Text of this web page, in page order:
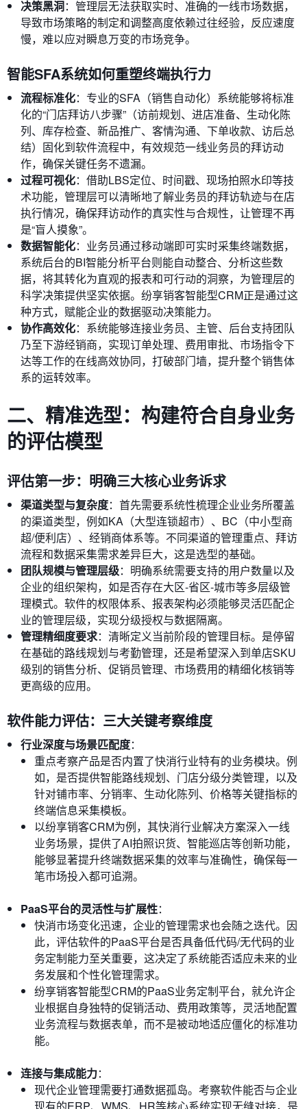
决策黑洞：管理层无法获取实时、准确的一线市场数据，
导致市场策略的制定和调整高度依赖过往经验，反应速度
慢，难以应对瞬息万变的市场竞争。
智能SFA系统如何重塑终端执行力
流程标准化：专业的SFA（销售自动化）系统能够将标准
化的“门店拜访八步骤”（访前规划、进店准备、生动化陈
列、库存检查、新品推广、客情沟通、下单收款、访后总
结）固化到软件流程中，有效规范一线业务员的拜访动
作，确保关键任务不遗漏。
过程可视化：借助LBS定位、时间戳、现场拍照水印等技
术功能，管理层可以清晰地了解业务员的拜访轨迹与在店
执行情况，确保拜访动作的真实性与合规性，让管理不再
是“盲人摸象”。
数据智能化：业务员通过移动端即可实时采集终端数据，
系统后台的BI智能分析平台则能自动整合、分析这些数
据，将其转化为直观的报表和可行动的洞察，为管理层的
科学决策提供坚实依据。纷享销客智能型CRM正是通过这
种方式，赋能企业的数据驱动决策能力。
协作高效化：系统能够连接业务员、主管、后台支持团队
乃至下游经销商，实现订单处理、费用审批、市场指令下
达等工作的在线高效协同，打破部门墙，提升整个销售体
系的运转效率。
二、精准选型：构建符合自身业务
的评估模型
评估第一步：明确三大核心业务诉求
渠道类型与复杂度：首先需要系统性梳理企业业务所覆盖
的渠道类型，例如KA（大型连锁超市）、BC（中小型商
超/便利店）、经销商体系等。不同渠道的管理重点、拜访
流程和数据采集需求差异巨大，这是选型的基础。
团队规模与管理层级：明确系统需要支持的用户数量以及
企业的组织架构，如是否存在大区-省区-城市等多层级管
理模式。软件的权限体系、报表架构必须能够灵活匹配企
业的管理层级，实现分级授权与数据隔离。
管理精细度要求：清晰定义当前阶段的管理目标。是停留
在基础的路线规划与考勤管理，还是希望深入到单店SKU
级别的销售分析、促销员管理、市场费用的精细化核销等
更高级的应用。
软件能力评估：三大关键考察维度
行业深度与场景匹配度：
重点考察产品是否内置了快消行业特有的业务模块。例
如，是否提供智能路线规划、门店分级分类管理，以及
针对铺市率、分销率、生动化陈列、价格等关键指标的
终端信息采集模板。
以纷享销客CRM为例，其快消行业解决方案深入一线
业务场景，提供了AI拍照识货、智能巡店等创新功能，
能够显著提升终端数据采集的效率与准确性，确保每一
笔市场投入都可追溯。
PaaS平台的灵活性与扩展性：
快消市场变化迅速，企业的管理需求也会随之迭代。因
此，评估软件的PaaS平台是否具备低代码/无代码的业
务定制能力至关重要，这决定了系统能否适应未来的业
务发展和个性化管理需求。
纷享销客智能型CRM的PaaS业务定制平台，就允许企
业根据自身独特的促销活动、费用政策等，灵活地配置
业务流程与数据表单，而不是被动地适应僵化的标准功
能。
连接与集成能力：
现代企业管理需要打通数据孤岛。考察软件能否与企业